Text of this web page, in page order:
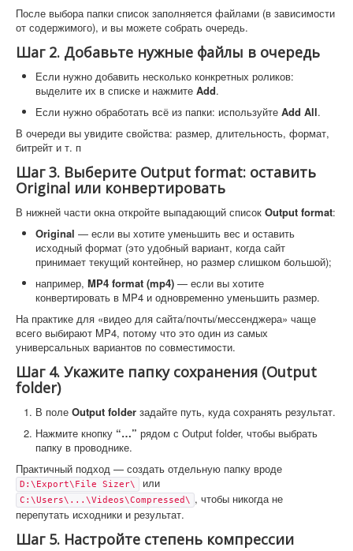
После выбора папки список заполняется файлами (в зависимости
от содержимого), и вы можете собрать очередь.
Шаг 2. Добавьте нужные файлы в очередь
Если нужно добавить несколько конкретных роликов:
выделите их в списке и нажмите Add.
Если нужно обработать всё из папки: используйте Add All.
В очереди вы увидите свойства: размер, длительность, формат,
битрейт и т. п
Шаг 3. Выберите Output format: оставить
Original или конвертировать
В нижней части окна откройте выпадающий список Output format:
Original — если вы хотите уменьшить вес и оставить
исходный формат (это удобный вариант, когда сайт
принимает текущий контейнер, но размер слишком большой);
например, MP4 format (mp4) — если вы хотите
конвертировать в MP4 и одновременно уменьшить размер.
На практике для «видео для сайта/почты/мессенджера» чаще
всего выбирают MP4, потому что это один из самых
универсальных вариантов по совместимости.
Шаг 4. Укажите папку сохранения (Output
folder)
В поле Output folder задайте путь, куда сохранять результат.
Нажмите кнопку “…” рядом с Output folder, чтобы выбрать
папку в проводнике.
Практичный подход — создать отдельную папку вроде
D:\Export\File Sizer\ или
C:\Users\...\Videos\Compressed\ , чтобы никогда не
перепутать исходники и результат.
Шаг 5. Настройте степень компрессии